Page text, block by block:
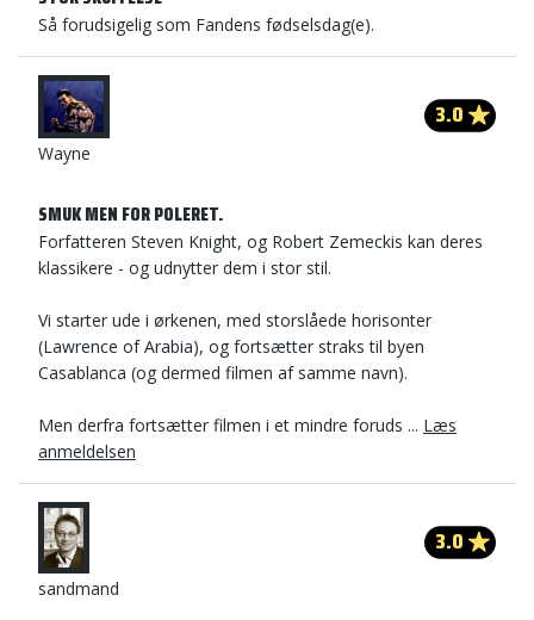
Så forudsigelig som Fandens fødselsdag(e).
Wayne
3.0
SMUK MEN FOR POLERET.
Forfatteren Steven Knight, og Robert Zemeckis kan deres
klassikere - og udnytter dem i stor stil.
Vi starter ude i ørkenen, med storslåede horisonter
(Lawrence of Arabia), og fortsætter straks til byen
Casablanca (og dermed filmen af samme navn).
Men derfra fortsætter filmen i et mindre foruds ... Læs
anmeldelsen
sandmand
3.0